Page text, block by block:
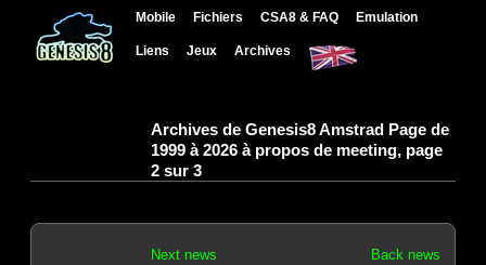
Mobile Fichiers CSA8 & FAQ Emulation
Liens Jeux Archives
Archives de Genesis8 Amstrad Page de
1999 à 2026 à propos de meeting, page
2 sur 3
Next news
Back news